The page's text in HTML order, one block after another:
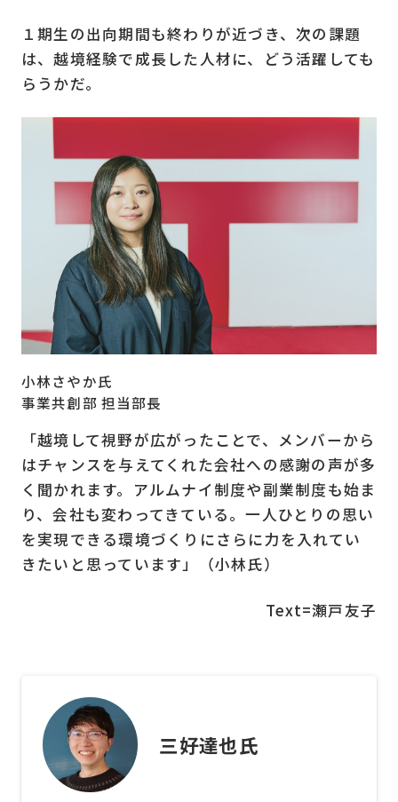
１期生の出向期間も終わりが近づき、次の課題
は、越境経験で成長した人材に、どう活躍しても
らうかだ。
小林さやか氏
事業共創部 担当部長
「越境して視野が広がったことで、メンバーから
はチャンスを与えてくれた会社への感謝の声が多
く聞かれます。アルムナイ制度や副業制度も始ま
り、会社も変わってきている。一人ひとりの思い
を実現できる環境づくりにさらに力を入れてい
きたいと思っています」（小林氏）
Text=瀬戸友子
三好達也氏